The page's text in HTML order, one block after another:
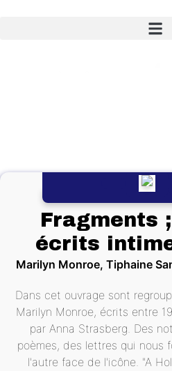
Fragments
écrits
Marilyn Monroe, Tiphaine
Dans cet ouvrage sont
Marilyn Monroe, écrits entre
par Anna Strasberg. Des
poèmes, des lettres qui nous
l'autre face de l'icône. "A